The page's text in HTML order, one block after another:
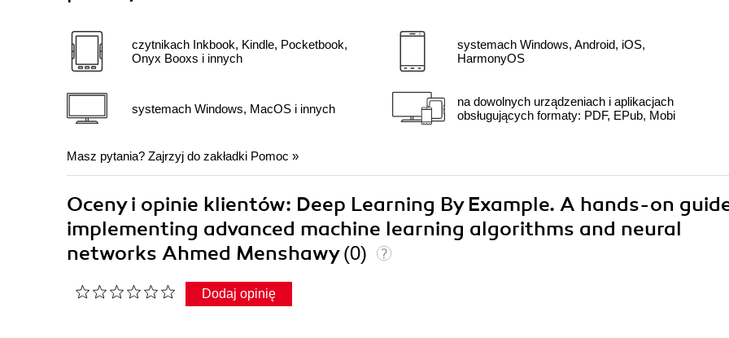
czytnikach Inkbook, Kindle, Pocketbook,
Onyx Booxs i innych
systemach Windows, MacOS i innych
systemach Windows, Android, iOS,
HarmonyOS
na dowolnych urządzeniach i aplikacjach
obsługujących formaty: PDF, EPub, Mobi
Masz pytania? Zajrzyj do zakładki Pomoc »
Oceny i opinie klientów: Deep Learning By Example. A hands-on
implementing advanced machine learning algorithms and neural
networks Ahmed Menshawy(0)
Dodaj opinię